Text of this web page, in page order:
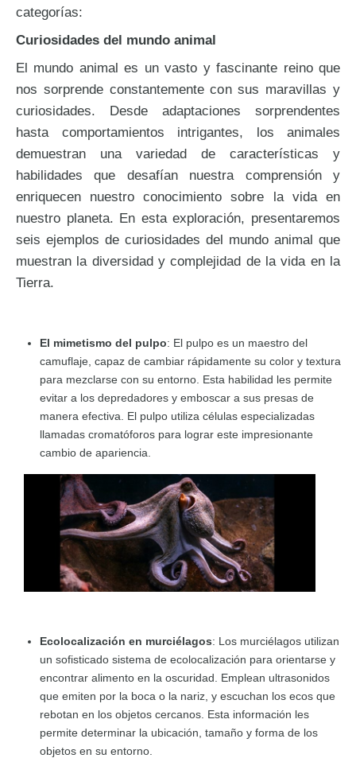
categorías:
Curiosidades del mundo animal
El mundo animal es un vasto y fascinante reino que
nos sorprende constantemente con sus maravillas y
curiosidades. Desde adaptaciones sorprendentes
hasta comportamientos intrigantes, los animales
demuestran una variedad de características y
habilidades que desafían nuestra comprensión y
enriquecen nuestro conocimiento sobre la vida en
nuestro planeta. En esta exploración, presentaremos
seis ejemplos de curiosidades del mundo animal que
muestran la diversidad y complejidad de la vida en la
Tierra.
El mimetismo del pulpo: El pulpo es un maestro del
camuflaje, capaz de cambiar rápidamente su color y textura
para mezclarse con su entorno. Esta habilidad les permite
evitar a los depredadores y emboscar a sus presas de
manera efectiva. El pulpo utiliza células especializadas
llamadas cromatóforos para lograr este impresionante
cambio de apariencia.
Ecolocalización en murciélagos: Los murciélagos utilizan
un sofisticado sistema de ecolocalización para orientarse y
encontrar alimento en la oscuridad. Emplean ultrasonidos
que emiten por la boca o la nariz, y escuchan los ecos que
rebotan en los objetos cercanos. Esta información les
permite determinar la ubicación, tamaño y forma de los
objetos en su entorno.